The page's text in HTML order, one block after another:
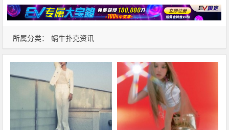
所属分类： 蜗牛扑克资讯